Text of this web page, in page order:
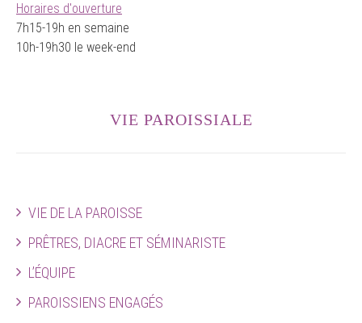
Horaires d'ouverture
7h15-19h en semaine
10h-19h30 le week-end
VIE PAROISSIALE
VIE DE LA PAROISSE
PRÊTRES, DIACRE ET SÉMINARISTE
L’ÉQUIPE
PAROISSIENS ENGAGÉS